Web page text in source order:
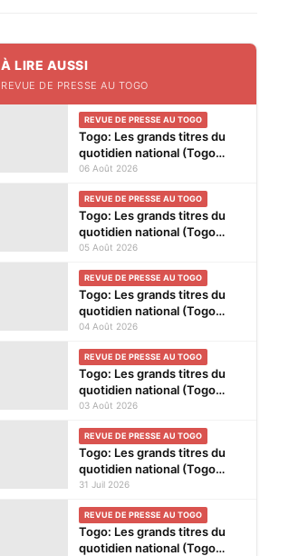
À LIRE AUSSI
REVUE DE PRESSE AU TOGO
REVUE DE PRESSE AU TOGO
Togo: Les grands titres du
quotidien national (Togo
Presse) et des journaux
Août 2026
06 Août 2026
REVUE DE PRESSE AU TOGO
Togo: Les grands titres du
quotidien national (Togo
Presse) et des journaux
mercredi 5 Août 2026
05 Août 2026
REVUE DE PRESSE AU TOGO
Togo: Les grands titres du
quotidien national (Togo
Presse) et des journaux
4 Août 2026
04 Août 2026
REVUE DE PRESSE AU TOGO
Togo: Les grands titres du
quotidien national (Togo
Presse) et des journaux
Août 2026
03 Août 2026
REVUE DE PRESSE AU TOGO
Togo: Les grands titres du
quotidien national (Togo
Presse) et des journaux
vendredi 31 Juillet 2026
31 Juil 2026
REVUE DE PRESSE AU TOGO
Togo: Les grands titres du
quotidien national (Togo